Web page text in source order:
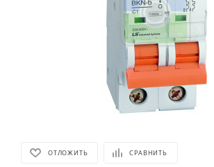
ОТЛОЖИТЬ СРАВНИТЬ